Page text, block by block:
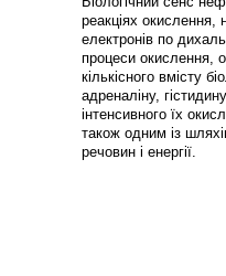
реакціях
електронів по
процеси окислення,
кількісного вмісту
адреналіну,
інтенсивного їх
також одним із
речовин і енергії.